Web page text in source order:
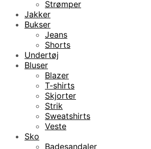
Strømper
Jakker
Bukser
Jeans
Shorts
Undertøj
Bluser
Blazer
T-shirts
Skjorter
Strik
Sweatshirts
Veste
Sko
Badesandaler